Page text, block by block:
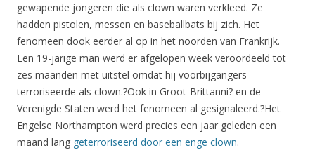
gewapende jongeren die als clown waren verkleed. Ze
hadden pistolen, messen en baseballbats bij zich. Het
fenomeen dook eerder al op in het noorden van Frankrijk.
Een 19-jarige man werd er afgelopen week veroordeeld tot
zes maanden met uitstel omdat hij voorbijgangers
terroriseerde als clown.?Ook in Groot-Brittanni? en de
Verenigde Staten werd het fenomeen al gesignaleerd.?Het
Engelse Northampton werd precies een jaar geleden een
maand lang geterroriseerd door een enge clown.